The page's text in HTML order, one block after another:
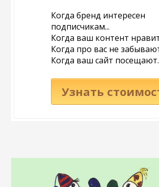
Когда бренд интересен
подписчикам...
Когда ваш контент
Когда про вас не
Когда ваш сайт
Узнать